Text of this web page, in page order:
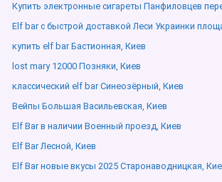
Купить электронные сигареты Панфиловцев
Elf bar с быстрой доставкой Леси Украинки
купить elf bar Бастионная, Киев
lost mary 12000 Позняки, Киев
классический elf bar Синеозёрный, Киев
Вейпы Большая Васильевская, Киев
Elf Bar в наличии Военный проезд, Киев
Elf Bar Лесной, Киев
Elf Bar новые вкусы 2025 Старонаводницкая,